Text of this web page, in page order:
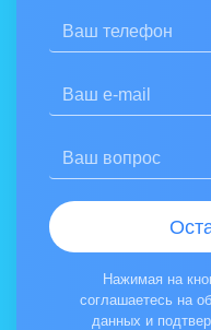
Нажимая на
соглашаетесь на
данных и
Соглашаюсь на
Нажимая на кнопку